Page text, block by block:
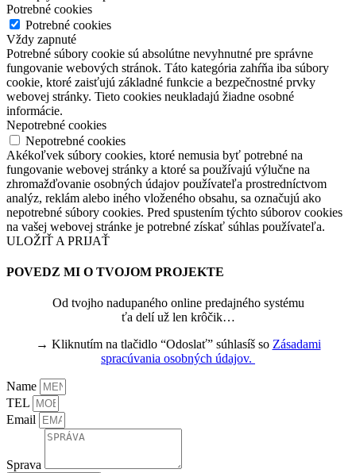
Potrebné cookies
Potrebné cookies
Vždy zapnuté
Potrebné súbory cookie sú absolútne nevyhnutné pre správne
fungovanie webových stránok. Táto kategória zahŕňa iba súbory
cookie, ktoré zaisťujú základné funkcie a bezpečnostné prvky
webovej stránky. Tieto cookies neukladajú žiadne osobné
informácie.
Nepotrebné cookies
Nepotrebné cookies
Akékoľvek súbory cookies, ktoré nemusia byť potrebné na
fungovanie webovej stránky a ktoré sa používajú výlučne na
zhromažďovanie osobných údajov používateľa prostredníctvom
analýz, reklám alebo iného vloženého obsahu, sa označujú ako
nepotrebné súbory cookies. Pred spustením týchto súborov cookies
na vašej webovej stránke je potrebné získať súhlas používateľa.
ULOŽIŤ A PRIJAŤ
POVEDZ MI O TVOJOM PROJEKTE
Od tvojho nadupaného online predajného systému
ťa delí už len krôčik…
→ Kliknutím na tlačidlo “Odoslať” súhlasíš so Zásadami
spracúvania osobných údajov.
Name
TEL
Email
Sprava